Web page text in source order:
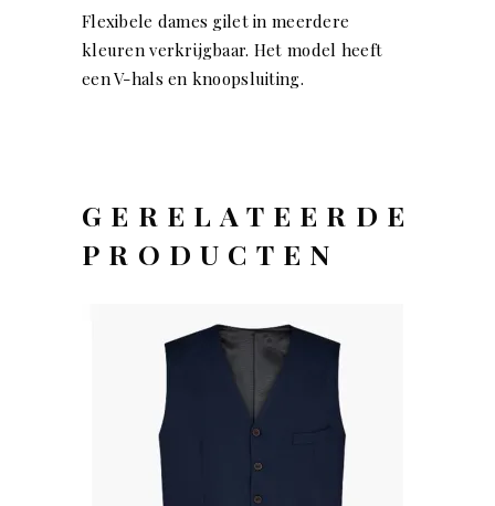
Flexibele dames gilet in meerdere
kleuren verkrijgbaar. Het model heeft
een V-hals en knoopsluiting.
GERELATEERDE
PRODUCTEN